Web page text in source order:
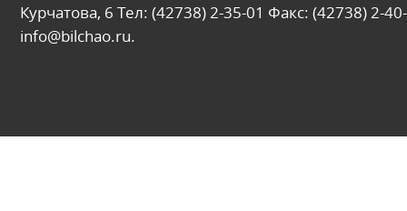
Курчатова, 6 Тел: (42738) 2-35-01 Факс: (42738) 2-
info@bilchao.ru.